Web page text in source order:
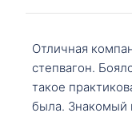
Отличная
степвагон.
такое
была. Знакомый